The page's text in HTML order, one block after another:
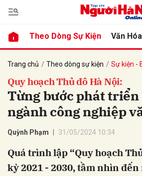
Theo Dòng Sự Kiện Văn Hóa
Trang chủ Theo dòng sự kiện Sự kiện -
Quy hoạch Thủ đô Hà Nội:
Từng bước phát
ngành công nghiệp
Quỳnh Phạm 31/05/2024 10:34
Quá trình lập “Quy hoạch
kỳ 2021 - 2030, tầm nhìn đến
luận